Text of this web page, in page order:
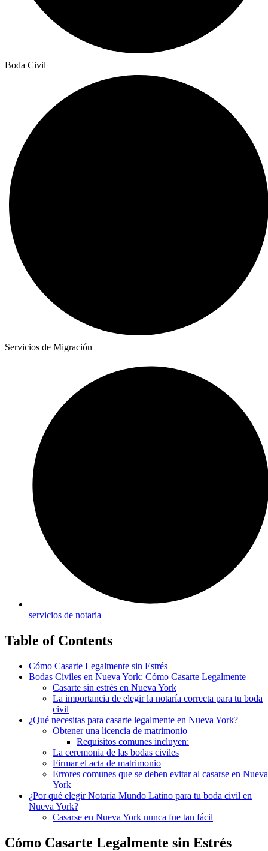
Boda Civil
Servicios de Migración
servicios de notaria
Table of Contents
Cómo Casarte Legalmente sin Estrés
Bodas Civiles en Nueva York: Cómo Casarte Legalmente
Casarte sin estrés en Nueva York
La importancia de elegir la notaría correcta para tu boda
civil
¿Qué necesitas para casarte legalmente en Nueva York?
Obtener una licencia de matrimonio
Requisitos comunes incluyen:
La ceremonia de las bodas civiles
Firmar el acta de matrimonio
Errores comunes que se deben evitar al casarse en Nueva
York
¿Por qué elegir Notaría Mundo Latino para tu boda civil en
Nueva York?
Casarse en Nueva York nunca fue tan fácil
Cómo Casarte Legalmente sin Estrés